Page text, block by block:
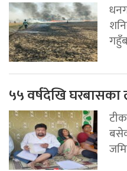
५५ वर्षदेखि घरबासका